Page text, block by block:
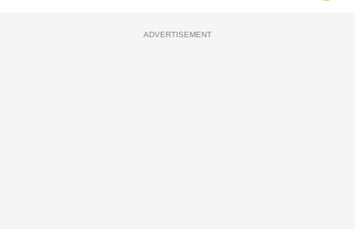
ADVERTISEMENT